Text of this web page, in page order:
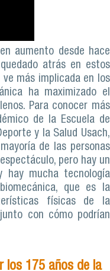
aumento desde hace
atrás en estos
ve más implicada en los
ha maximizado el
Para conocer más
de la Escuela de
y la Salud Usach,
de las personas
pero hay un
mucha tecnología
que es la
físicas de la
con cómo podrían
los 175 años de la